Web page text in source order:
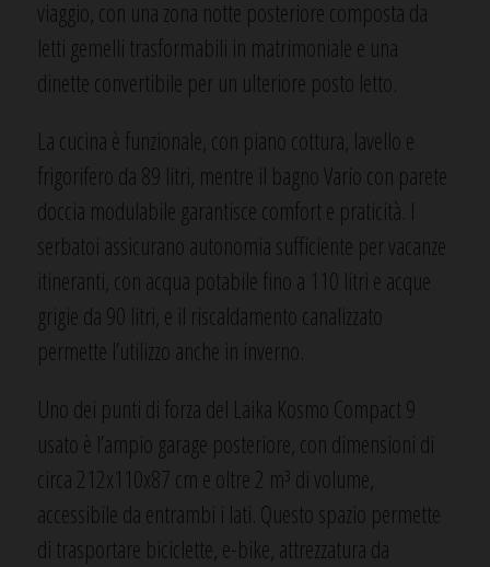
viaggio, con una zona notte posteriore composta da
letti gemelli trasformabili in matrimoniale e una
dinette convertibile per un ulteriore posto letto.
La cucina è funzionale, con piano cottura, lavello e
frigorifero da 89 litri, mentre il bagno Vario con parete
doccia modulabile garantisce comfort e praticità. I
serbatoi assicurano autonomia sufficiente per vacanze
itineranti, con acqua potabile fino a 110 litri e acque
grigie da 90 litri, e il riscaldamento canalizzato
permette l’utilizzo anche in inverno.
Uno dei punti di forza del Laika Kosmo Compact 9
usato è l’ampio garage posteriore, con dimensioni di
circa 212x110x87 cm e oltre 2 m³ di volume,
accessibile da entrambi i lati. Questo spazio permette
di trasportare biciclette, e-bike, attrezzatura da